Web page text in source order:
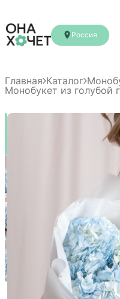
Россия
Главная Каталог
Монобукет из голубой